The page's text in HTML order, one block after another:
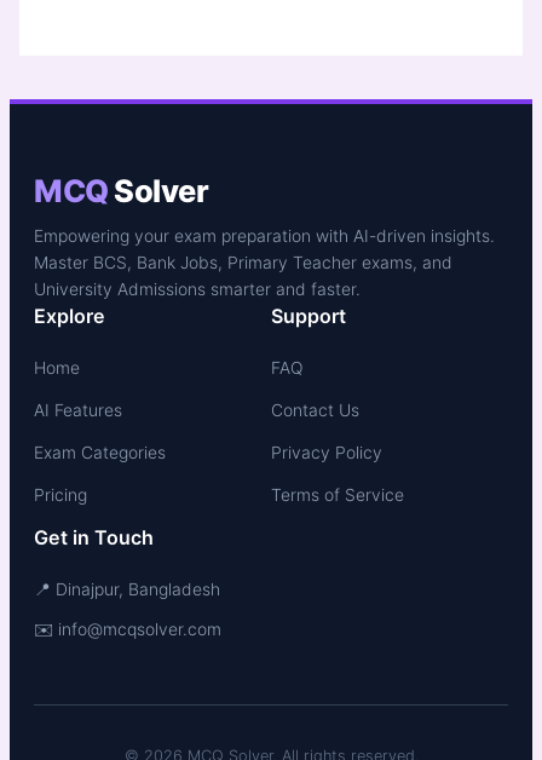
MCQSolver
Empowering your exam preparation with AI-driven insights.
Master BCS, Bank Jobs, Primary Teacher exams, and
University Admissions smarter and faster.
Explore
Home
AI Features
Exam Categories
Pricing
Support
FAQ
Contact Us
Privacy Policy
Terms of Service
Get in Touch
📍 Dinajpur, Bangladesh
✉️ info@mcqsolver.com
© 2026 MCQ Solver. All rights reserved.